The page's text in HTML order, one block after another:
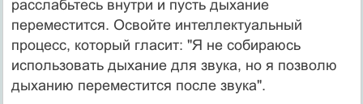
расслабьтесь внутри и пусть дыхание
переместится. Освойте интеллектуальный
процесс, который гласит: "Я не собираюсь
использовать дыхание для звука, но я позволю
дыханию переместится после звука".